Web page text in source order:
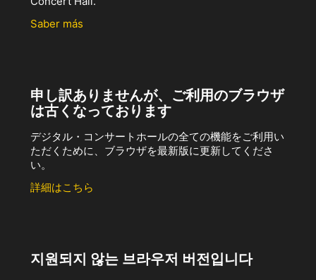
Saber más
申し訳ありませんが、ご利用のブラウザ
は古くなっております
デジタル・コンサートホールの全ての機能をご利用い
ただくために、ブラウザを最新版に更新してくださ
い。
詳細はこちら
지원되지 않는 브라우저 버전입니다